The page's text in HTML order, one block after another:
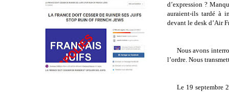
d’expression ?
auraient-ils tardé à
devant le desk d’Air
Nous avons
l’ordre. Nous
Le 19 septembre